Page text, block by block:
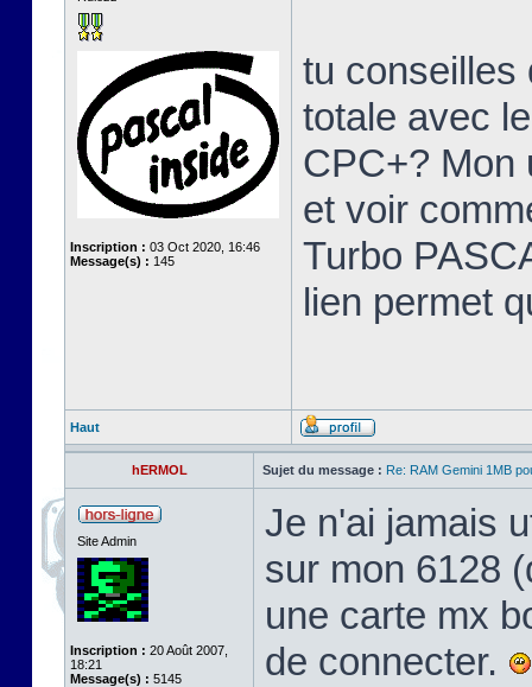
Inscription : 03 Oct 2020, 16:46
Message(s) : 145
tu conseilles
totale avec
CPC+? Mon
et voir
Turbo
lien permet
Haut
hERMOL Sujet du message : Re: RAM Gemini 1MB
Site Admin
Inscription : 20 Août 2007,
18:21
Message(s) : 5145
Je n'ai jamais
sur mon 6128
une carte mx
de connecter.